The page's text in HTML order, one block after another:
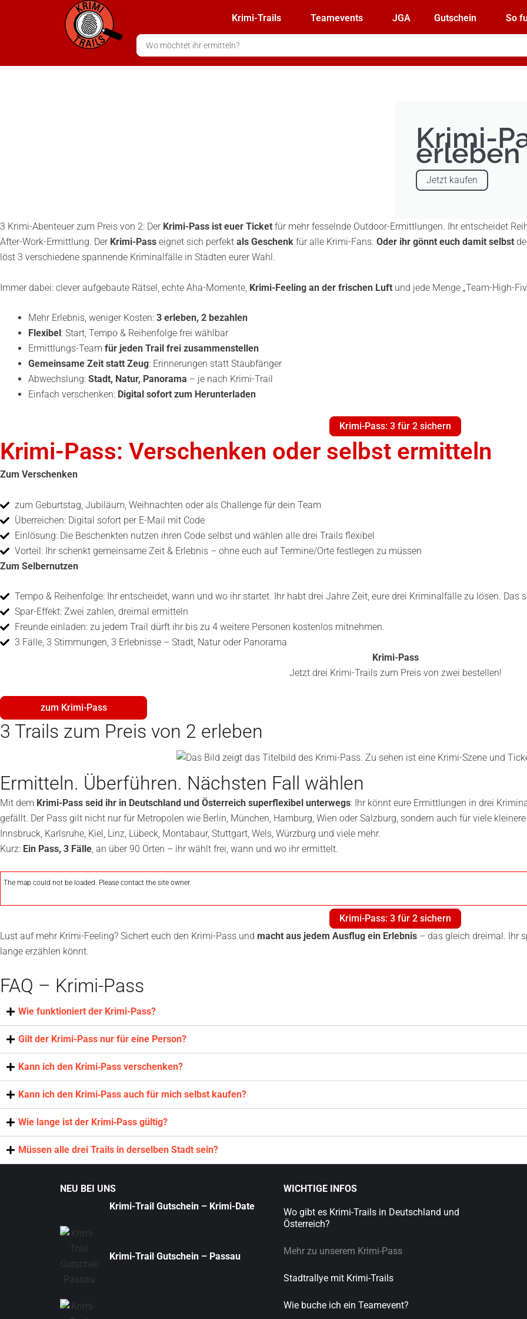
Krimi-Trails Teamevents JGA Gutschein So
Search
...
Krimi-
erleben
Jetzt kaufen
3 Krimi-Abenteuer zum Preis von 2: Der Krimi-Pass ist euer Ticket für mehr fesselnde Outdoor-Ermittlungen. Ihr entscheidet
After-Work-Ermittlung. Der Krimi-Pass eignet sich perfekt als Geschenk für alle Krimi-Fans. Oder ihr gönnt euch damit selbst
löst 3 verschiedene spannende Kriminalfälle in Städten eurer Wahl.
Immer dabei: clever aufgebaute Rätsel, echte Aha-Momente, Krimi-Feeling an der frischen Luft und jede Menge „Team-High-
Mehr Erlebnis, weniger Kosten: 3 erleben, 2 bezahlen
Flexibel : Start, Tempo & Reihenfolge frei wählbar
Ermittlungs-Team für jeden Trail frei zusammenstellen
Gemeinsame Zeit statt Zeug: Erinnerungen statt Staubfänger
Abwechslung: Stadt, Natur, Panorama – je nach Krimi-Trail
Einfach verschenken: Digital sofort zum Herunterladen
Krimi-Pass: 3 für 2 sichern
Krimi-Pass: Verschenken oder selbst ermitteln
Zum Verschenken
zum Geburtstag, Jubiläum, Weihnachten oder als Challenge für dein Team
Überreichen: Digital sofort per E-Mail mit Code
Einlösung: Die Beschenkten nutzen ihren Code selbst und wählen alle drei Trails flexibel
Vorteil: Ihr schenkt gemeinsame Zeit & Erlebnis – ohne euch auf Termine/Orte festlegen zu müssen
Zum Selbernutzen
Tempo & Reihenfolge: Ihr entscheidet, wann und wo ihr startet. Ihr habt drei Jahre Zeit, eure drei Kriminalfälle zu lösen. Das
Spar-Effekt: Zwei zahlen, dreimal ermitteln
Freunde einladen: zu jedem Trail dürft ihr bis zu 4 weitere Personen kostenlos mitnehmen.
3 Fälle, 3 Stimmungen, 3 Erlebnisse – Stadt, Natur oder Panorama
Krimi-Pass
Jetzt drei Krimi-Trails zum Preis von zwei bestellen!
zum Krimi-Pass
3 Trails zum Preis von 2 erleben
Ermitteln. Überführen. Nächsten Fall wählen
Mit dem Krimi-Pass seid ihr in Deutschland und Österreich superflexibel unterwegs: Ihr könnt eure Ermittlungen in drei
gefällt. Der Pass gilt nicht nur für Metropolen wie Berlin, München, Hamburg, Wien oder Salzburg, sondern auch für viele
Innsbruck, Karlsruhe, Kiel, Linz, Lübeck, Montabaur, Stuttgart, Wels, Würzburg und viele mehr.
Kurz: Ein Pass, 3 Fälle , an über 90 Orten – ihr wählt frei, wann und wo ihr ermittelt.
The map could not be loaded. Please contact the site owner.
Krimi-Pass: 3 für 2 sichern
Lust auf mehr Krimi-Feeling? Sichert euch den Krimi-Pass und macht aus jedem Ausflug ein Erlebnis – das gleich dreimal. Ihr
lange erzählen könnt.
FAQ – Krimi-Pass
Wie funktioniert der Krimi-Pass?
Gilt der Krimi-Pass nur für eine Person?
Kann ich den Krimi‑Pass verschenken?
Kann ich den Krimi‑Pass auch für mich selbst kaufen?
Wie lange ist der Krimi‑Pass gültig?
Müssen alle drei Trails in derselben Stadt sein?
NEU BEI UNS
Krimi-Trail Gutschein – Krimi-Date
Krimi-Trail Gutschein – Passau
WICHTIGE INFOS
Wo gibt es Krimi-Trails in Deutschland und
Österreich?
Mehr zu unserem Krimi-Pass
Stadtrallye mit Krimi-Trails
Wie buche ich ein Teamevent?